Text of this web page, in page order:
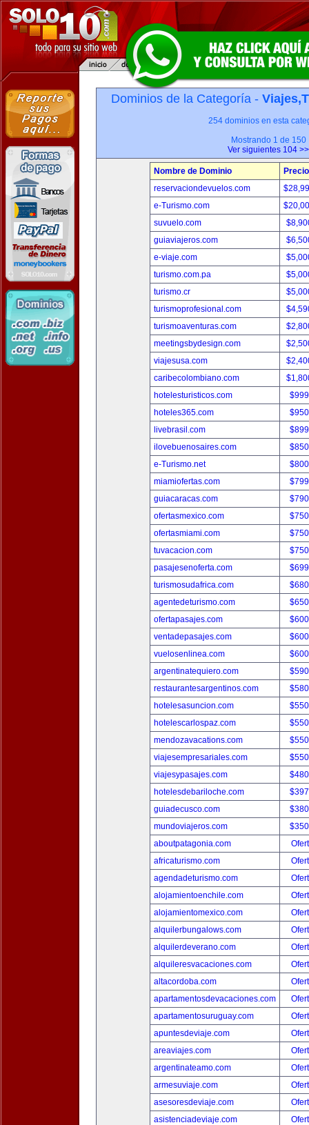
Dominios de la Categoría -
254 dominios en esta
Mostrando 1 de 150
Ver siguientes 104 >>
Nombre de Dominio
Precio
reservaciondevuelos.com
e-Turismo.com
suvuelo.com
guiaviajeros.com
e-viaje.com
turismo.com.pa
turismo.cr
turismoprofesional.com
turismoaventuras.com
meetingsbydesign.com
viajesusa.com
caribecolombiano.com
hotelesturisticos.com
hoteles365.com
livebrasil.com
ilovebuenosaires.com
e-Turismo.net
miamiofertas.com
guiacaracas.com
ofertasmexico.com
ofertasmiami.com
tuvacacion.com
pasajesenoferta.com
turismosudafrica.com
agentedeturismo.com
ofertapasajes.com
ventadepasajes.com
vuelosenlinea.com
argentinatequiero.com
restaurantesargentinos.com
hotelesasuncion.com
hotelescarlospaz.com
mendozavacations.com
viajesempresariales.com
viajesypasajes.com
hotelesdebariloche.com
guiadecusco.com
mundoviajeros.com
aboutpatagonia.com
africaturismo.com
agendadeturismo.com
alojamientoenchile.com
alojamientomexico.com
alquilerbungalows.com
alquilerdeverano.com
alquileresvacaciones.com
altacordoba.com
apartamentosdevacaciones.com
apartamentosuruguay.com
apuntesdeviaje.com
areaviajes.com
argentinateamo.com
armesuviaje.com
asesoresdeviaje.com
asistenciadeviaje.com